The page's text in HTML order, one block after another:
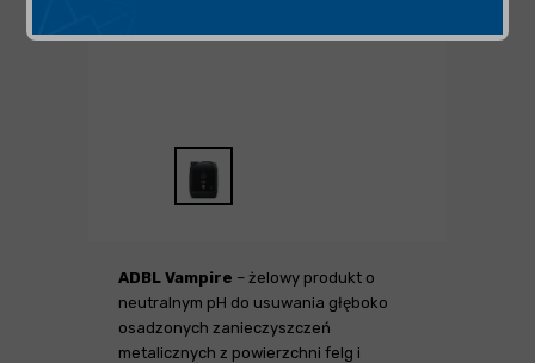
ADBL Vampire – żelowy produkt o
neutralnym pH do usuwania głęboko
osadzonych zanieczyszczeń
metalicznych z powierzchni felg i